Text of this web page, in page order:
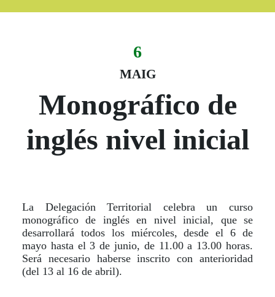
Fecha del evento
6
MAIG
06 de maig
Monográfico de
inglés nivel inicial
La Delegación Territorial celebra un curso
monográfico de inglés en nivel inicial, que se
desarrollará todos los miércoles, desde el 6 de
mayo hasta el 3 de junio, de 11.00 a 13.00 horas.
Será necesario haberse inscrito con anterioridad
(del 13 al 16 de abril).